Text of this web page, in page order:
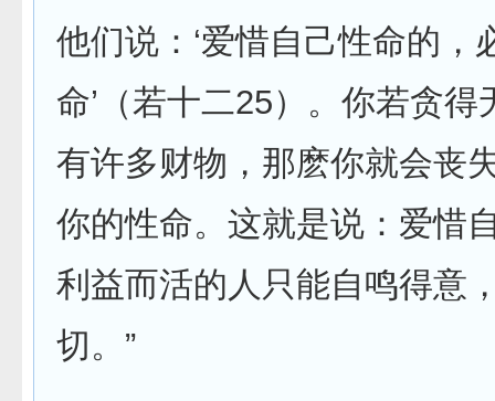
他们说：‘爱惜自己性命的，
命’（若十二25）。你若贪得
有许多财物，那麽你就会丧
你的性命。这就是说：爱惜
利益而活的人只能自鸣得意
切。”